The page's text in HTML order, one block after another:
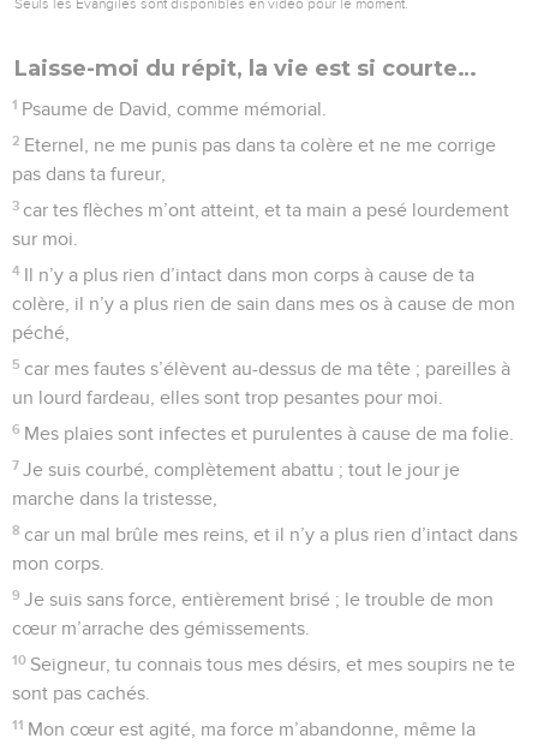
car les méchants seront exterminés, mais ceux qui
espèrent en l’Eternel possèdent le pays.
10 Encore un peu de temps, et le méchant n’existe plus ; tu
regardes l’endroit où il était, et il a disparu.
11 Les humbles possèdent le pays, et ils jouissent d’une paix
abondante.
12 Le méchant complote contre le juste, et il grince des dents
contre lui,
13 mais le Seigneur se moque du méchant, car il voit que son
jour arrive.
14 Les méchants tirent l’épée, ils bandent leur arc pour faire
tomber le malheureux et le pauvre, pour égorger ceux dont
la voie est droite.
15
Mais leur épée transperce leur propre cœur, et leur arc se
brise.
16 Mieux vaut le peu du juste que l’abondance de nombreux
méchants,
17
car la force des méchants sera brisée, tandis que l’Eternel
soutient les justes.
18 L’Eternel connaît les jours des hommes intègres, et leur
héritage dure éternellement.
19 Ils ne sont pas couverts de honte quand vient le malheur